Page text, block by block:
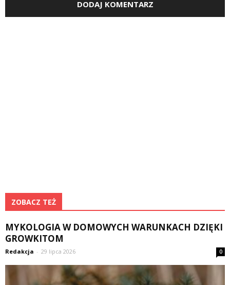
ZOBACZ TEŻ
MYKOLOGIA W DOMOWYCH WARUNKACH DZIĘKI
GROWKITOM
Redakcja - 29 lipca 2026 0